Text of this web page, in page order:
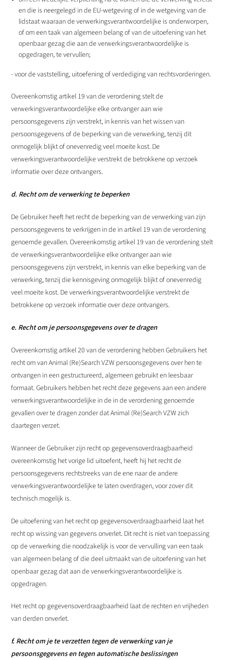
en die is neergelegd in de EU-wetgeving of in de wetgeving van de
lidstaat waaraan de verwerkingsverantwoordelijke is onderworpen,
of om een taak van algemeen belang of van de uitoefening van het
openbaar gezag die aan de verwerkingsverantwoordelijke is
opgedragen, te vervullen;
- voor de vaststelling, uitoefening of verdediging van rechtsvorderingen.
Overeenkomstig artikel 19 van de verordening stelt de
verwerkingsverantwoordelijke elke ontvanger aan wie
persoonsgegevens zijn verstrekt, in kennis van het wissen van
persoonsgegevens of de beperking van de verwerking, tenzij dit
onmogelijk blijkt of onevenredig veel moeite kost. De
verwerkingsverantwoordelijke verstrekt de betrokkene op verzoek
informatie over deze ontvangers.
d. Recht om de verwerking te beperken
De Gebruiker heeft het recht de beperking van de verwerking van zijn
persoonsgegevens te verkrijgen in de in artikel 19 van de verordening
genoemde gevallen. Overeenkomstig artikel 19 van de verordening stelt
de verwerkingsverantwoordelijke elke ontvanger aan wie
persoonsgegevens zijn verstrekt, in kennis van elke beperking van de
verwerking, tenzij die kennisgeving onmogelijk blijkt of onevenredig
veel moeite kost. De verwerkingsverantwoordelijke verstrekt de
betrokkene op verzoek informatie over deze ontvangers.
e. Recht om je persoonsgegevens over te dragen
Overeenkomstig artikel 20 van de verordening hebben Gebruikers het
recht om van Animal (Re)Search VZW persoonsgegevens over hen te
ontvangen in een gestructureerd, algemeen gebruikt en leesbaar
formaat. Gebruikers hebben het recht deze gegevens aan een andere
verwerkingsverantwoordelijke in de in de verordening genoemde
gevallen over te dragen zonder dat Animal (Re)Search VZW zich
daartegen verzet.
Wanneer de Gebruiker zijn recht op gegevensoverdraagbaarheid
overeenkomstig het vorige lid uitoefent, heeft hij het recht de
persoonsgegevens rechtstreeks van de ene naar de andere
verwerkingsverantwoordelijke te laten overdragen, voor zover dit
technisch mogelijk is.
De uitoefening van het recht op gegevensoverdraagbaarheid laat het
recht op wissing van gegevens onverlet. Dit recht is niet van toepassing
op de verwerking die noodzakelijk is voor de vervulling van een taak
van algemeen belang of die deel uitmaakt van de uitoefening van het
openbaar gezag dat aan de verwerkingsverantwoordelijke is
opgedragen.
Het recht op gegevensoverdraagbaarheid laat de rechten en vrijheden
van derden onverlet.
f. Recht om je te verzetten tegen de verwerking van je
persoonsgegevens en tegen automatische beslissingen